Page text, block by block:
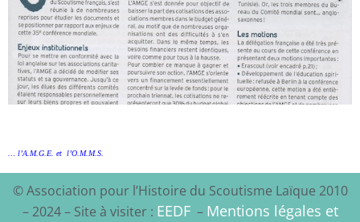
… l’A.M.G.E. et l’O.M.M.S.
© Association pour l’Histoire du Scoutisme Laïque 2010
– 2024 – Site à visiter : EEDF– Mentions légales et